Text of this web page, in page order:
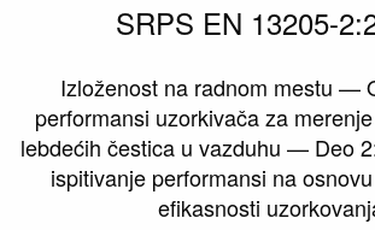
SRPS EN 13205-
Izloženost na radnom mestu —
performansi uzorkivača za
lebdećih čestica u vazduhu — Deo
ispitivanje performansi na
efikasnosti